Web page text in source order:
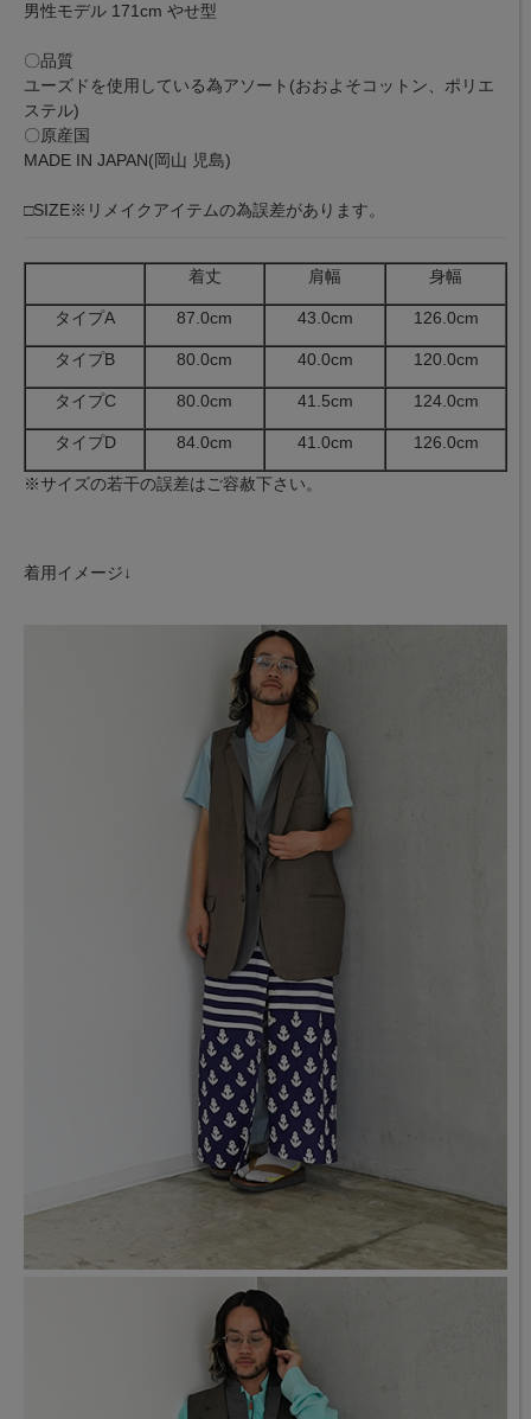
男性モデル 171cm やせ型
〇品質
ユーズドを使用している為アソート(おおよそコットン、ポリエ
ステル)
〇原産国
MADE IN JAPAN(岡山 児島)
□SIZE※リメイクアイテムの為誤差があります。
着丈 肩幅 身幅
タイプA 87.0cm 43.0cm 126.0cm
タイプB 80.0cm 40.0cm 120.0cm
タイプC 80.0cm 41.5cm 124.0cm
タイプD 84.0cm 41.0cm 126.0cm
※サイズの若干の誤差はご容赦下さい。
着用イメージ↓